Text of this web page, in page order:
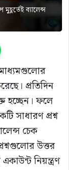
ব্যালেন্স
প্রতিদিন
হচ্ছেন। ফলে
সাধারণ প্রশ্ন
চেক
উত্তর
নিয়ন্ত্রণ